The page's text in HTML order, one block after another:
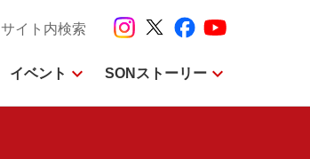
サイト内検索
イベント expand_more SONストーリー expand_more